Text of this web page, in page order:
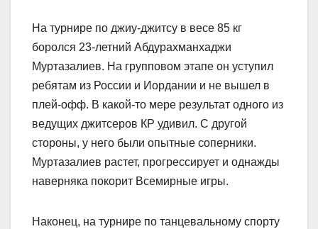
На турнире по джиу-джитсу в весе 85 кг
боролся 23-летний Абдурахманхаджи
Муртазалиев. На групповом этапе он уступил
ребятам из России и Иордании и не вышел в
плей-офф. В какой-то мере результат одного из
ведущих джитсеров КР удивил. С другой
стороны, у него были опытные соперники.
Муртазалиев растет, прогрессирует и однажды
наверняка покорит Всемирные игры.
Наконец, на турнире по танцевальному спорту